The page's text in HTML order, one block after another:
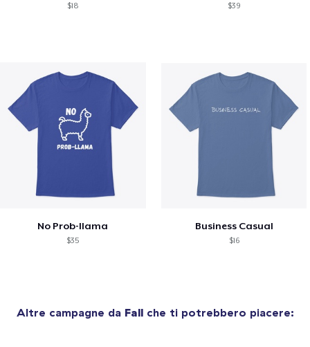
$18 $39
No Prob-llama
$35
Business Casual
$16
Altre campagne da Fallche ti potrebbero piacere: